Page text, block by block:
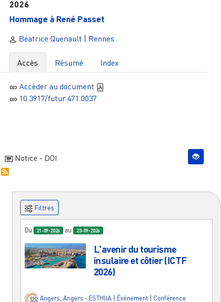
2026
Hommage à René Passet
Béatrice Quenault | Rennes
Accès Résumé Index
Accèder au document
10.3917/futur.471.0037
Notice - DOI
Filtres
Du 21-09-2026 au 23-09-2026
L'avenir du tourisme
insulaire et côtier (ICTF
2026)
Angers, Angers - ESTHUA Événement Conférence